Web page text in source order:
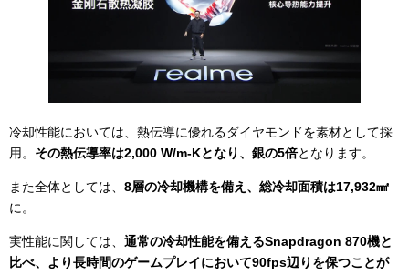
冷却性能においては、熱伝導に優れるダイヤモンドを素材として採
用。 その熱伝導率は2,000 W/m-Kとなり、銀の5倍となります。
また全体としては、 8層の冷却機構を備え、総冷却面積は17,932㎟
に。
実性能に関しては、 通常の冷却性能を備えるSnapdragon 870機と
比べ、より長時間のゲームプレイにおいて90fps辺りを保つことが